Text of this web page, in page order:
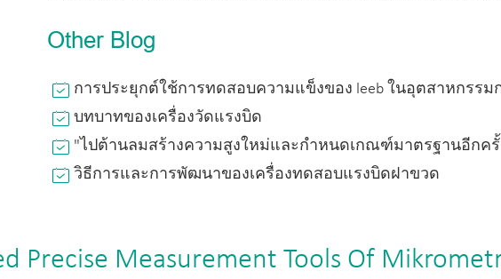
Other Blog
การประยุกต์ใช้การทดสอบความแข็งของ leeb ในอุตสาหกรรม
บทบาทของเครื่องวัดแรงบิด
"ไปต้านลมสร้างความสูงใหม่และกำหนดเกณฑ์มาตรฐานอีกค
วิธีการและการพัฒนาของเครื่องทดสอบแรงบิดฝาขวด
Precise Measurement Tools Of